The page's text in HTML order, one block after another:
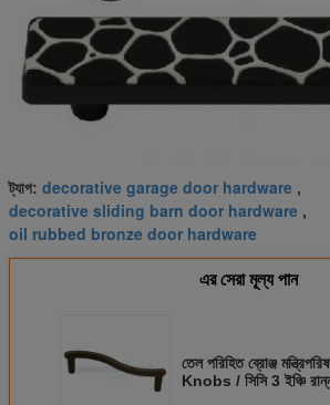
ট্যাগ: decorative garage door hardware ,
decorative sliding barn door hardware ,
oil rubbed bronze door hardware
এর সেরা মূল্য পান
তেল পরিহিত ব্রোঞ্জ
Knobs / সিসি 3 ইঞ্চি